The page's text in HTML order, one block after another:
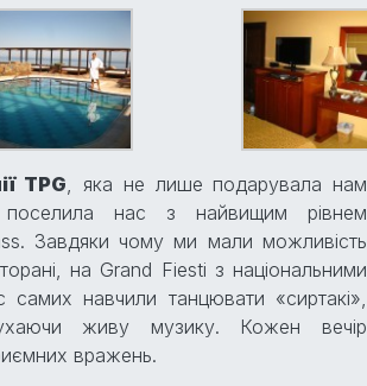
TPG, яка не лише подарувала нам
нас з найвищим рівнем
Завдяки чому ми мали можливість
на Grand Fiesti з національними
навчили танцювати «сиртакі»,
живу музику. Кожен вечір
вражень.